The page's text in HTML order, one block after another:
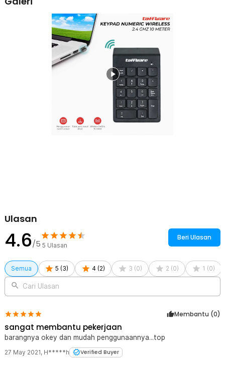
menghasilkan suara ketikan yang lebih halus sehingga tidak
mengganggu lingkungan kerja.
Desain Ringkas dan Portabel
Wireless numeric keypad ini memiliki desain yang tipis dan ringan
sehingga mudah dibawa bersama laptop. Ukurannya yang compact
membuat numpad USB dapat dimasukkan ke dalam tas laptop
tanpa memakan banyak ruang. Dengan desain minimalis dan tanpa
kabel, keypad angka wireless ini juga membantu menjaga meja
kerja tetap rapi dan nyaman digunakan.
Hemat Daya Menggunakan Baterai AAA
Numeric keypad laptop ini menggunakan 1 baterai AAA sebagai
sumber daya sehingga mudah diganti kapan saja. Konsumsi daya
yang efisien membuat numpad wireless dapat digunakan dalam
1 x Dongle USB
Ulasan
4.6/5 5 Ulasan
Beri Ulasan
Semua 5 (3) 4 (2) 3 (0) 2 (0) 1 (0)
Cari Ulasan
Membantu (0)
sangat membantu pekerjaan
barangnya okey dan mudah penggunaannya...top
27 May 2021, H*****h Verified Buyer